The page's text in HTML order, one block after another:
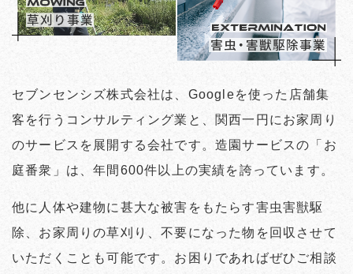
セブンセンシズ株式会社は、Googleを使った店舗集
客を行うコンサルティング業と、関西一円にお家周り
のサービスを展開する会社です。造園サービスの「お
庭番衆」は、年間600件以上の実績を誇っています。
他に人体や建物に甚大な被害をもたらす害虫害獣駆
除、お家周りの草刈り、不要になった物を回収させて
いただくことも可能です。お困りであればぜひご相談